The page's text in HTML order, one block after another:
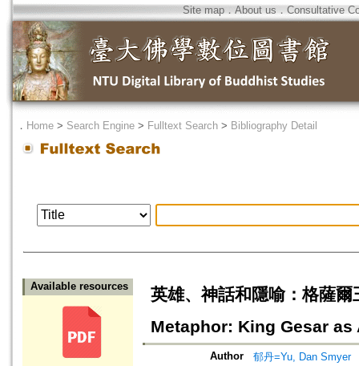
Site map．About us ． Consultative
． Home > Search Engine > Fulltext Search > Bibliography Detail
Available resources
英雄、神話和隱喻：格薩
Metaphor: King Gesar
Author
郁丹=Yu, Dan Smyer